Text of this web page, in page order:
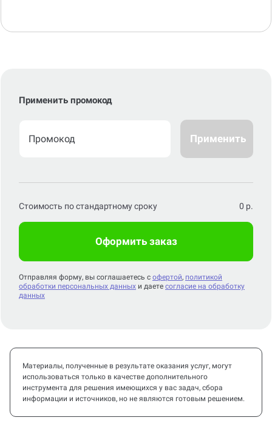
Применить промокод
Применить
Стоимость по стандартному сроку 0 р.
Оформить заказ
Отправляя форму, вы соглашаетесь с офертой, политикой
обработки персональных данных и даете согласие на обработку
данных
Материалы, полученные в результате оказания услуг, могут
использоваться только в качестве дополнительного
инструмента для решения имеющихся у вас задач, сбора
информации и источников, но не являются готовым решением.